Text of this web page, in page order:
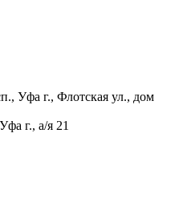
Уфа г., Флотская ул., дом
г., а/я 21